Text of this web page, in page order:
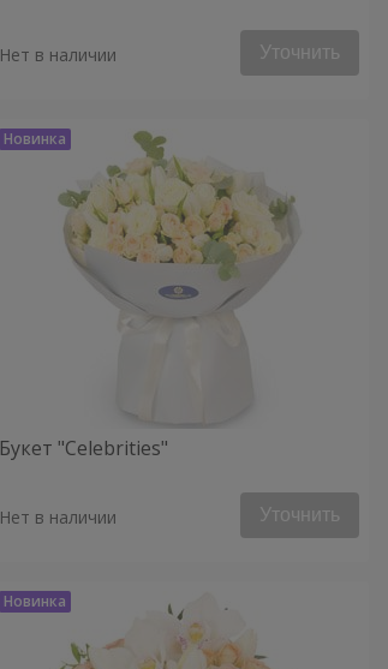
Нет в наличии Уточнить
Букет "Celebrities"
Нет в наличии Уточнить